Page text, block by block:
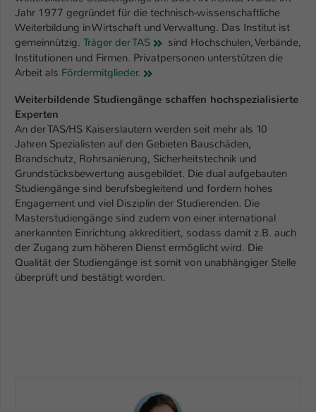
Jahr 1977 gegründet für die technisch-wissenschaftliche
Weiterbildung in Wirtschaft und Verwaltung. Das Institut ist
gemeinnützig. Träger der TAS
sind Hochschulen, Verbände,
Institutionen und Firmen. Privatpersonen unterstützen die
Arbeit als Fördermitglieder.
Weiterbildende Studiengänge schaffen hochspezialisierte
Experten
An der TAS/HS Kaiserslautern werden seit mehr als 10
Jahren Spezialisten auf den Gebieten Bauschäden,
Brandschutz, Rohrsanierung, Sicherheitstechnik und
Grundstücksbewertung ausgebildet. Die dual aufgebauten
Studiengänge sind berufsbegleitend und fordern hohes
Engagement und viel Disziplin der Studierenden. Die
Masterstudiengänge sind zudem von einer international
anerkannten Einrichtung akkreditiert, sodass damit z.B. auch
der Zugang zum höheren Dienst ermöglicht wird. Die
Qualität der Studiengänge ist somit von unabhängiger Stelle
überprüft und bestätigt worden.